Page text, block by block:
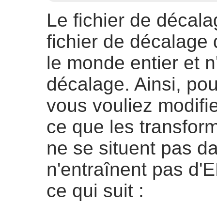
Le fichier de
fichier de décalage
le monde entier et
décalage. Ainsi,
vous vouliez
ce que les
ne se situent pas
n'entraînent pas
ce qui suit :